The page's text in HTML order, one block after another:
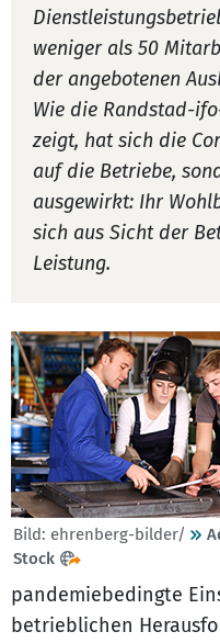
weniger als 50
der angebotenen
Wie die Randstad-
zeigt, hat sich die
auf die Betriebe,
ausgewirkt: Ihr
sich aus Sicht der
Leistung.
Bild: ehrenberg-bilder/
Stock
pandemiebedingte
betrieblichen